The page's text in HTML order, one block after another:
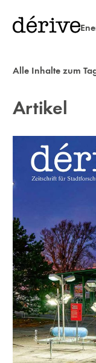
Alle Inhalte zum
Artikel